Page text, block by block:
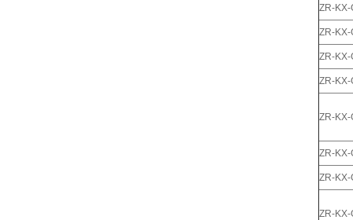
ZR-KX-
ZR-KX-
ZR-KX-
ZR-KX-
ZR-KX-
ZR-KX-
ZR-KX-
ZR-KX-